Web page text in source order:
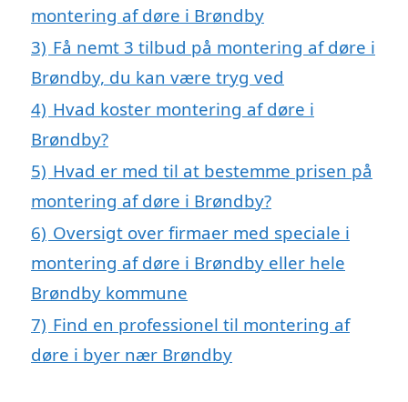
montering af døre i Brøndby
3) Få nemt 3 tilbud på montering af døre i
Brøndby, du kan være tryg ved
4) Hvad koster montering af døre i
Brøndby?
5) Hvad er med til at bestemme prisen på
montering af døre i Brøndby?
6) Oversigt over firmaer med speciale i
montering af døre i Brøndby eller hele
Brøndby kommune
7) Find en professionel til montering af
døre i byer nær Brøndby